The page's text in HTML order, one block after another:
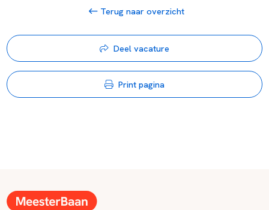
Terug naar overzicht
Deel vacature
Print pagina